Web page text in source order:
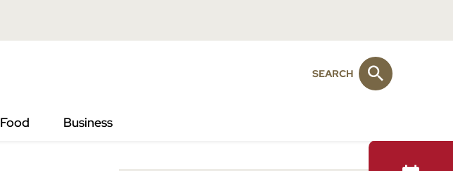
SEARCH
Food Business